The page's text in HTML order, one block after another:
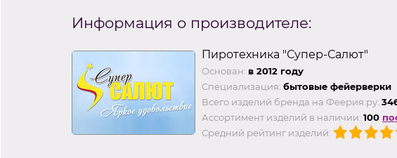
Информация о производителе:
Пиротехника "Супер-Салют"
Основан: в 2012 году
Специализация: бытовые фейерверки
Всего изделий бренда на Феерия.ру:
Ассортимент изделий в наличии: 100
Средний рейтинг изделий: